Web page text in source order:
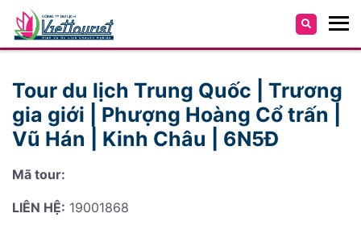
Tour du lịch Trung Quốc | Trương
gia giới | Phượng Hoàng Cổ trấn |
Vũ Hán | Kinh Châu | 6N5Đ
Mã tour:
LIÊN HỆ: 19001868